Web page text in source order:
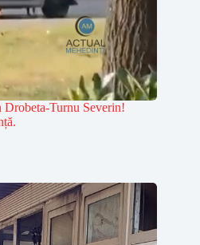
Turnu Severin!